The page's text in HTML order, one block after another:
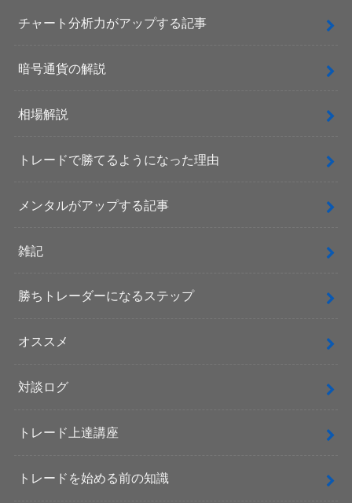
チャート分析力がアップする記事
暗号通貨の解説
相場解説
トレードで勝てるようになった理由
メンタルがアップする記事
雑記
勝ちトレーダーになるステップ
オススメ
対談ログ
トレード上達講座
トレードを始める前の知識